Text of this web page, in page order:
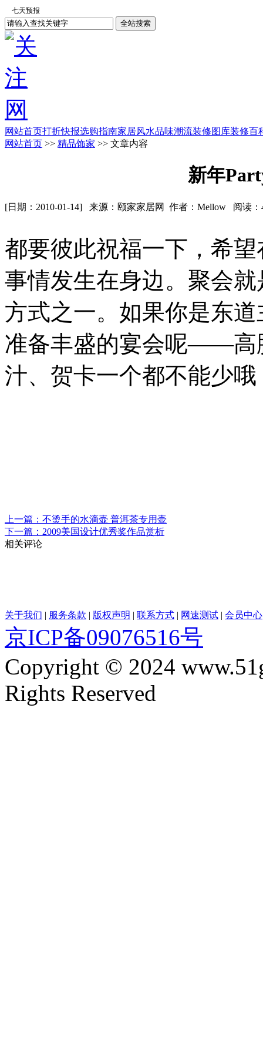
网站首页打折快报选购指南家居风水品味潮流装修图库装修百
网站首页 >> 精品饰家 >> 文章内容
新年
[日期：2010-01-14] 来源：颐家家居网 作者：Mellow 阅读：
都要彼此祝福一下，希
事情发生在身边。聚会
方式之一。如果你是东
准备丰盛的宴会呢——高
汁、贺卡一个都不能少哦
上一篇：不烫手的水滴壶 普洱茶专用壶
下一篇：2009美国设计优秀奖作品赏析
相关评论
关于我们 | 服务条款 | 版权声明 | 联系方式 | 网速测试 | 会员中心
京ICP备09076516号
Copyright © 2024
Rights Reserved